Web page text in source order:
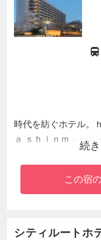
時代を紡ぐホテル。
ａ ｓｈｉｎｍａｃｈ
栃乃歴史や文化をひ
度の高い情報力と洗
の魅力を未来へと紡
のＤＮＡがそれぞれ
続
この宿
シティルートホ